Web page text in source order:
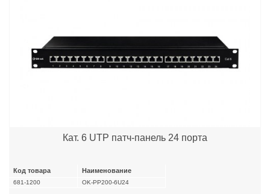
Кат. 6 UTP патч-панель 24 порта
Код товара Наименование
681-1200 OK-PP200-6U24